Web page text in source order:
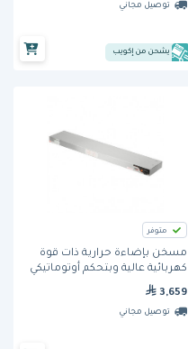
توصيل مجاني
يشحن من إكويب
متوفر
مسخن بإضاءة حرارية ذات قوة
كهربائية عالية وبتحكم أوتوماتيكي
3,659
توصيل مجاني